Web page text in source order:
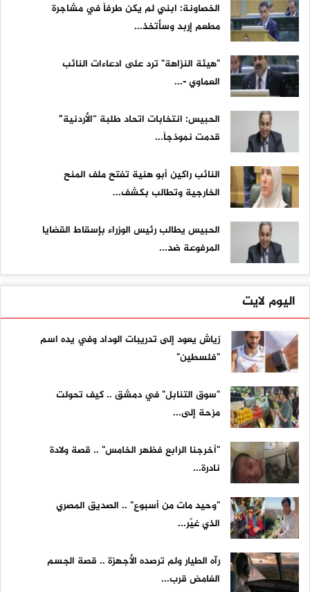
الخصاونة: ابني لم يكن طرفاً في مشاجرة
مطعم إربد وسأتخذ...
"هيئة النزاهة" ترد على ادعاءات النائب
العماوي -...
الحبيس: انتخابات اتحاد طلبة “الأردنية”
قدمت نموذجاً...
النائب راكين أبو هنية تفتح ملف المنح
الخارجية وتطالب بكشف...
الحبيس يطالب رئيس الوزراء بإسقاط القضايا
المرفوعة ضد...
اليوم لايت
زياش يعود إلى تدريبات الوداد وفي يده اسم
"فلسطين"
"سوق التنابل" في دمشق .. كيف تحولت
مزحة إلى...
"أخرجنا الرابع فظهر الخامس" .. قصة ولادة
نادرة...
"وحيد مات من أسبوع" .. الصديق المصري
الذي غيّر...
رآه الطيار ولم ترصده الأجهزة .. قصة الجسم
الغامض قرب...